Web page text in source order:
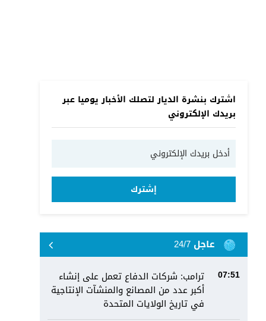
اشترك بنشرة الديار لتصلك الأخبار يوميا عبر
بريدك الإلكتروني
إشترك
عاجل 24/7
07:51
ترامب: شركات الدفاع تعمل على إنشاء
أكبر عدد من المصانع والمنشآت الإنتاجية
في تاريخ الولايات المتحدة